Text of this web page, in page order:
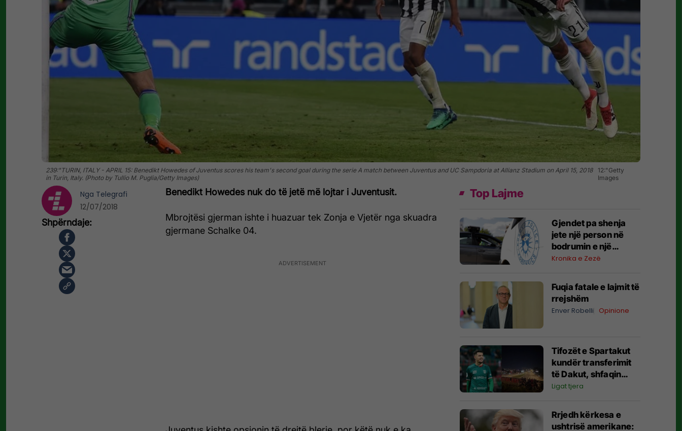
239:"TURIN, ITALY - APRIL 15: Benedikt Howedes of Juventus scores his team's second goal during the serie A match between Juventus and UC Sampdoria at Allianz Stadium on April 15, 2018
in Turin, Italy. (Photo by Tullio M. Puglia/Getty Images)
12:"Getty
Images
Benedikt Howedes nuk do të jetë më lojtar i Juventusit.
Mbrojtësi gjerman ishte i huazuar tek Zonja e Vjetër nga skuadra
gjermane Schalke 04.
Nga Telegrafi
12/07/2018
Top Lajme
Gjendet pa shenja
jete një person në
bodrumin e një
ndërtese në Pejë,
Kronika e Zezë
Fuqia fatale e lajmit të
rrejshëm
Enver Robelli Opinione
Tifozët e Spartakut
kundër transferimit
të Dakut, shfaqin
pankartë fyese:
jashtë!
Ligat tjera
Rrjedh kërkesa e
ushtrisë amerikane: